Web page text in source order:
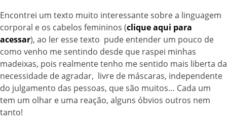
Encontrei um texto muito interessante sobre a linguagem
corporal e os cabelos femininos (clique aqui para
acessar), ao ler esse texto pude entender um pouco de
como venho me sentindo desde que raspei minhas
madeixas, pois realmente tenho me sentido mais liberta da
necessidade de agradar, livre de máscaras, independente
do julgamento das pessoas, que são muitos… Cada um
tem um olhar e uma reação, alguns óbvios outros nem
tanto!